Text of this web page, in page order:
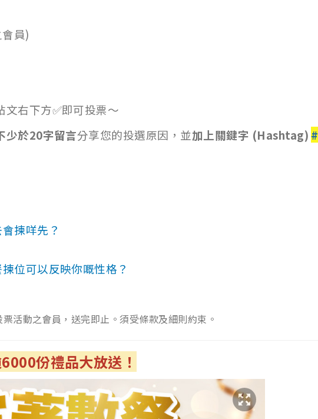
員)
右下方✅即可投票～
少於20字留言分享您的投選原因，並加上關鍵字 (Hashtag) #
揀咩先？
位可以反映你嘅性格？
活動之會員， 送完即止。須受條款及細則約束。
份禮品大放送！